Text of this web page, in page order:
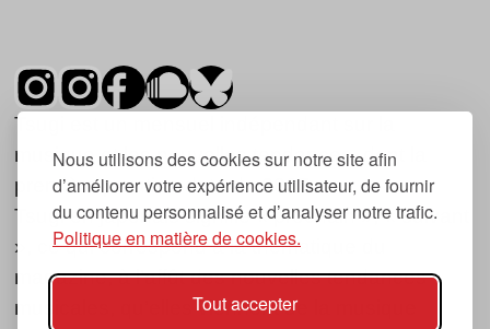
Nous utilisons des cookies sur notre site afin
d’améliorer votre expérience utilisateur, de fournir
du contenu personnalisé et d’analyser notre trafic.
Politique en matière de cookies.
Tout accepter
Tsugi est un mensuel indépendant sur la
musique et les nouvelles tendances, dont la
première parution date de 2007.
Tsugi en japonais signifie « prochain », « suivant
», ce qui correspond à la thématique du
magazine, à l’affût des nouvelles tendances
musicales, qu’elles viennent de la musique